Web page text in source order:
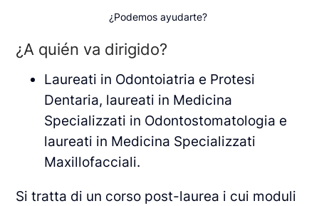
¿Podemos ayudarte?
¿A quién va dirigido?
Laureati in Odontoiatria e Protesi
Dentaria, laureati in Medicina
Specializzati in Odontostomatologia e
laureati in Medicina Specializzati
Maxillofacciali.
Si tratta di un corso post-laurea i cui moduli